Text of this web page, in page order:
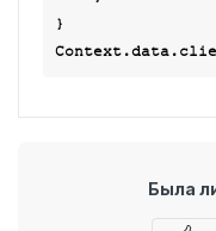
}
Была